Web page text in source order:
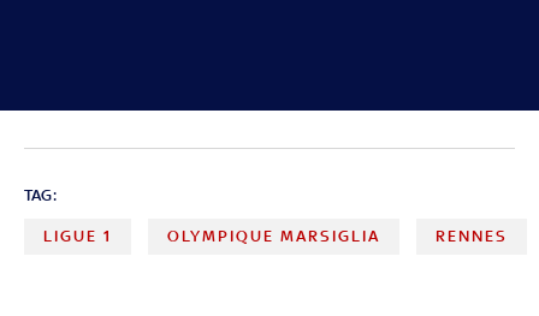
TAG:
LIGUE 1 OLYMPIQUE MARSIGLIA RENNES